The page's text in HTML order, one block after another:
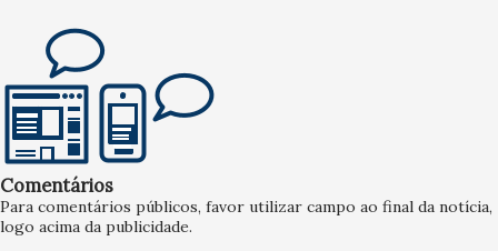
Comentários
Para comentários públicos, favor utilizar campo ao final da notícia,
logo acima da publicidade.